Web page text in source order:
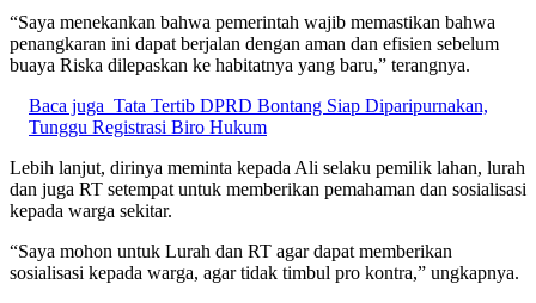
“Saya menekankan bahwa pemerintah wajib memastikan bahwa
penangkaran ini dapat berjalan dengan aman dan efisien sebelum
buaya Riska dilepaskan ke habitatnya yang baru,” terangnya.
Baca juga Tata Tertib DPRD Bontang Siap Diparipurnakan,
Tunggu Registrasi Biro Hukum
Lebih lanjut, dirinya meminta kepada Ali selaku pemilik lahan, lurah
dan juga RT setempat untuk memberikan pemahaman dan sosialisasi
kepada warga sekitar.
“Saya mohon untuk Lurah dan RT agar dapat memberikan
sosialisasi kepada warga, agar tidak timbul pro kontra,” ungkapnya.